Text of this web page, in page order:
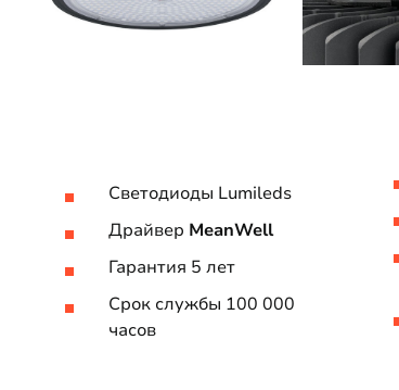
Светодиоды Lumileds
Драйвер MeanWell
Гарантия 5 лет
Срок службы 100 000
часов